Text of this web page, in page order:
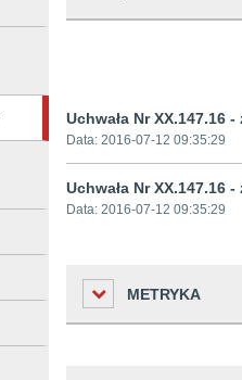
Uchwała Nr XX.147.16
Data: 2016-07-12 09:35:29
Uchwała Nr XX.147.16
Data: 2016-07-12 09:35:29
METRYKA